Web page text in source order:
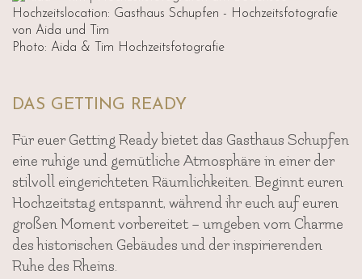
Photo: Aida & Tim Hochzeitsfotografie
DAS GETTING READY
Für euer Getting Ready bietet das Gasthaus Schupfen
eine ruhige und gemütliche Atmosphäre in einer der
stilvoll eingerichteten Räumlichkeiten. Beginnt euren
Hochzeitstag entspannt, während ihr euch auf euren
großen Moment vorbereitet – umgeben vom Charme
des historischen Gebäudes und der inspirierenden
Ruhe des Rheins.